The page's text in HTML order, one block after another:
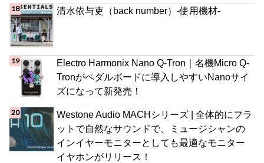
清水依与吏（back number）-使用機材-
Electro Harmonix Nano Q-Tron｜名機Micro Q-
Tronがペダルボードに導入しやすいNanoサイ
ズになって新発売！
Westone Audio MACHシリーズ | 全体的にフラ
ットで自然なサウンドで、ミュージシャンの
インイヤーモニターとしても最適なモニター
イヤホンがリリース！